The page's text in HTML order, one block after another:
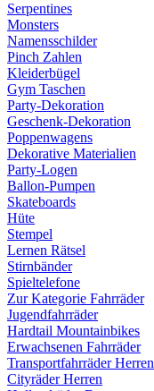
Serpentines
Monsters
Namensschilder
Pinch Zahlen
Kleiderbügel
Gym Taschen
Party-Dekoration
Geschenk-Dekoration
Poppenwagens
Dekorative Materialien
Party-Logen
Ballon-Pumpen
Skateboards
Hüte
Stempel
Lernen Rätsel
Stirnbänder
Spieltelefone
Zur Kategorie Fahrräder
Jugendfahrräder
Hardtail Mountainbikes
Erwachsenen Fahrräder
Transportfahrräder Herren
Cityräder Herren